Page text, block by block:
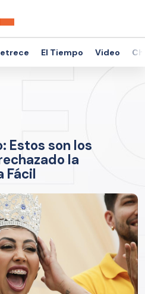
El Tiempo Video
Estos son los
la
Fácil